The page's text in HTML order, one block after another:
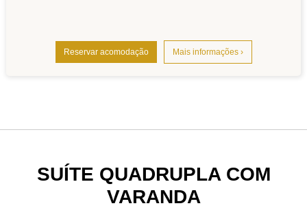
Reservar acomodação Mais informações ›
SUÍTE QUADRUPLA COM
VARANDA